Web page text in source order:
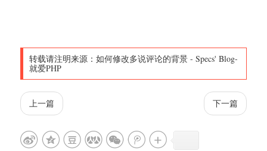
转载请注明来源： 如何修改多说评论的背景 - Specs' Blog-
就爱PHP
上一篇 下一篇